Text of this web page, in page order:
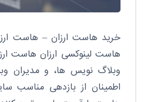
خرید هاست ارزان – هاست
هاست لینوکسی ارزان هاست
وبلاگ نویس ها، و مدیران
اطمینان از بازدهی مناسب